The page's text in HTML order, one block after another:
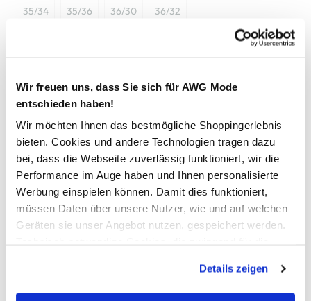
Wir freuen uns, dass Sie sich für AWG Mode
entschieden haben!
Wir möchten Ihnen das bestmögliche Shoppingerlebnis
bieten. Cookies und andere Technologien tragen dazu
bei, dass die Webseite zuverlässig funktioniert, wir die
Performance im Auge haben und Ihnen personalisierte
Werbung einspielen können. Damit dies funktioniert,
müssen Daten über unsere Nutzer, wie und auf welchen
Geräten sie unser Angebot nutzen, gespeichert werden.
werden, werden bei der Nutzung der Webseite auf jeden
Fall gesetzt. Cookies von Drittanbietern für Analyse- oder
Details zeigen
35/34 35/36 36/30 36/32
Bitte wählen Sie eine Größe aus
Nicht mehr für den Versand verfügbar
In den Warenkorb
Kostenfreie Rücksendung innerhalb 14 Tage